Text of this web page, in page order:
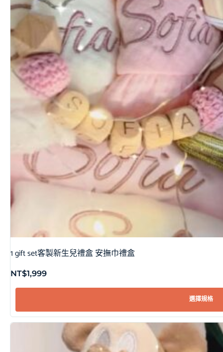
1 gift set客製新生兒禮盒 安撫巾禮盒
NT$1,999
選擇規格